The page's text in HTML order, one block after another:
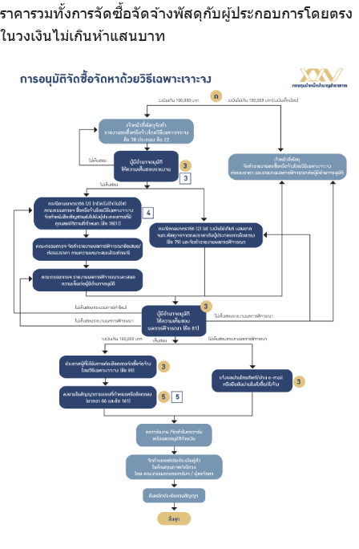
ราคารวมทั้งการจัดซื้อจัดจ้างพัสดุกับผู้ประกอบการโดยตรง
ในวงเงินไม่เกินห้าแสนบาท